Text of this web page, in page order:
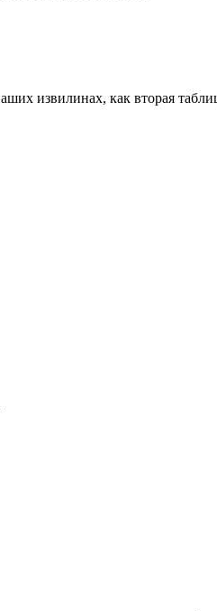
извилинах, как вторая